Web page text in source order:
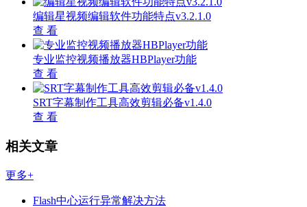
编辑星视频编辑软件功能特点v3.2.1.0
查 看
专业监控视频播放器HBPlayer功能
查 看
SRT字幕制作工具高效剪辑必备v1.4.0
查 看
相关文章
更多+
Flash中心运行异常解决方法